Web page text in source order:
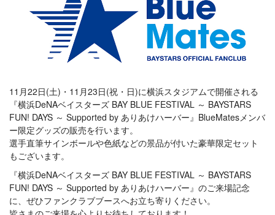
11月22日(土)・11月23日(祝・日)に横浜スタジアムで開催される
『横浜DeNAベイスターズ BAY BLUE FESTIVAL ～ BAYSTARS
FUN! DAYS ～ Supported by ありあけハーバー』BlueMatesメンバ
ー限定グッズの販売を行います。
選手直筆サインボールや色紙などの景品が付いた豪華限定セット
もございます。
『横浜DeNAベイスターズ BAY BLUE FESTIVAL ～ BAYSTARS
FUN! DAYS ～ Supported by ありあけハーバー』のご来場記念
に、ぜひファンクラブブースへお立ち寄りください。